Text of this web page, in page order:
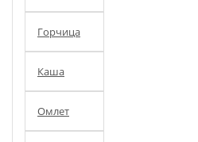
Горчица
Каша
Омлет